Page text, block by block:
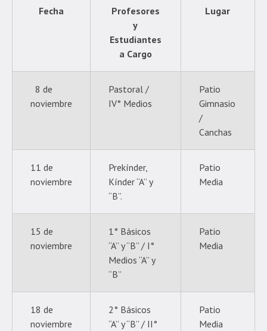
Fecha
Profesores
y
Estudiantes
a Cargo
Lugar
8 de
noviembre
Pastoral /
IV° Medios
Patio
Gimnasio
/
Canchas
11 de
noviembre
Prekínder,
Kínder “A” y
“B”.
Patio
Media
15 de
noviembre
1° Básicos
“A” y “B” / I°
Medios “A” y
“B”
Patio
Media
18 de
noviembre
2° Básicos
“A” y “B” / II°
Patio
Media